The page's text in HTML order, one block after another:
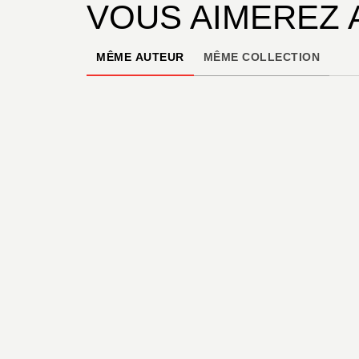
VOUS AIMEREZ
MÊME AUTEUR MÊME COLLECTION